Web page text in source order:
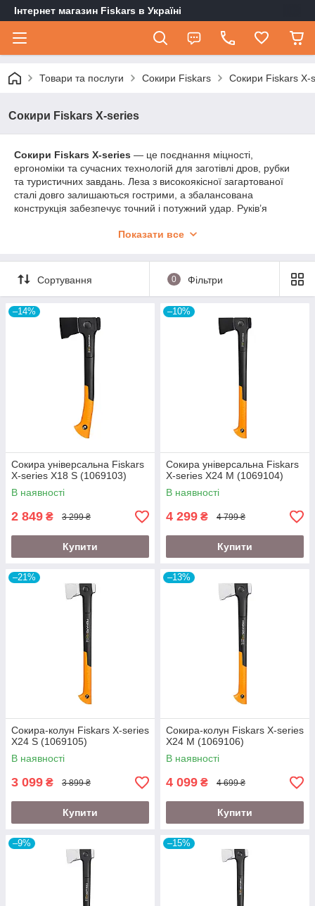
Інтернет магазин Fiskars в Україні
Товари та послуги Сокири Fiskars Сокири Fiskars X-
Сокири Fiskars X-series
Сокири Fiskars X-series — це поєднання міцності,
ергономіки та сучасних технологій для заготівлі дров, рубки
та туристичних завдань. Леза з високоякісної загартованої
сталі довго залишаються гострими, а збалансована
конструкція забезпечує точний і потужний удар. Руків’я
інтенсивне використання. У лінійці Fiskars X-series
сокири для роботи вдома, на дачі чи в поході.
Показати все
Сортування 0 Фільтри
–14%
Сокира універсальна Fiskars
X-series X18 S (1069103)
В наявності
2 849 ₴ 3 299 ₴
Купити
–10%
Сокира універсальна Fiskars
X-series X24 M (1069104)
В наявності
4 299 ₴ 4 799 ₴
Купити
–21%
Сокира-колун Fiskars X-series
X24 S (1069105)
В наявності
3 099 ₴ 3 899 ₴
Купити
–13%
Сокира-колун Fiskars X-series
X24 M (1069106)
В наявності
4 099 ₴ 4 699 ₴
Купити
–9% –15%